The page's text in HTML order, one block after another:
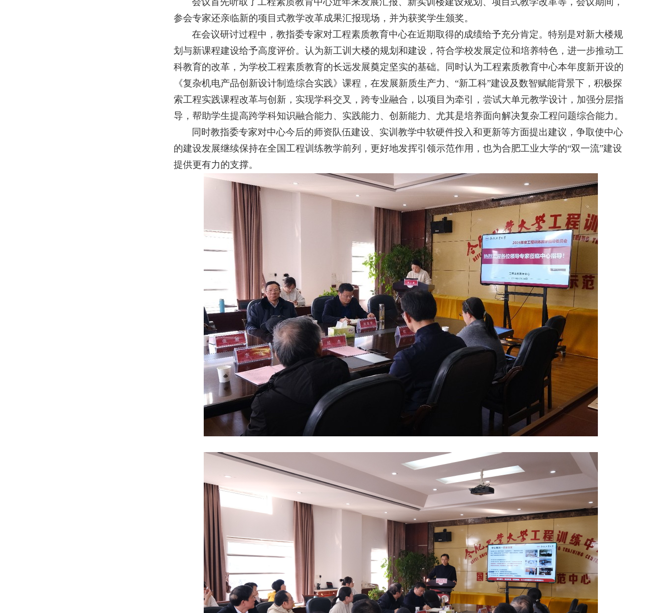
参会专家还亲临新的项目式教学改革成果汇报现场，并为获奖学生颁奖。
在会议研讨过程中，教指委专家对工程素质教育中心在近期取得的成绩给予充分肯定。特别是对新大楼规
划与新课程建设给予高度评价。认为新工训大楼的规划和建设，符合学校发展定位和培养特色，进一步推动工
科教育的改革，为学校工程素质教育的长远发展奠定坚实的基础。同时认为工程素质教育中心本年度新开设的
《复杂机电产品创新设计制造综合实践》课程，在发展新质生产力、“新工科”建设及数智赋能背景下，积极探
索工程实践课程改革与创新，实现学科交叉，跨专业融合，以项目为牵引，尝试大单元教学设计，加强分层指
导，帮助学生提高跨学科知识融合能力、实践能力、创新能力、尤其是培养面向解决复杂工程问题综合能力。
同时教指委专家对中心今后的师资队伍建设、实训教学中软硬件投入和更新等方面提出建议，争取使中心
的建设发展继续保持在全国工程训练教学前列，更好地发挥引领示范作用，也为合肥工业大学的“双一流”建设
提供更有力的支撑。